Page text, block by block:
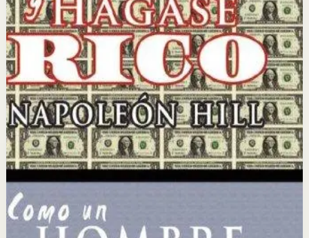
Napoleon Hill analizó durante más de 20 años los
hábitos y pensamientos de los hombres más exitosos de
su época para identificar los principios universales del
éxito financiero y personal.
Por qué importa
Este libro importa porque revela los principios mentales
y emocionales que separan a las personas exitosas de
las demás, con una metodología clara y aplicable.
Para quién es
Es para emprendedores, vendedores y personas que
desean lograr la independencia financiera y alcanzar sus
metas profesionales y personales más ambiciosas.